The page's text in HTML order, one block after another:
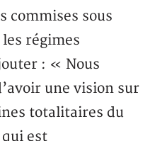
commises sous
régimes
: « Nous
une vision sur
totalitaires du
qui est